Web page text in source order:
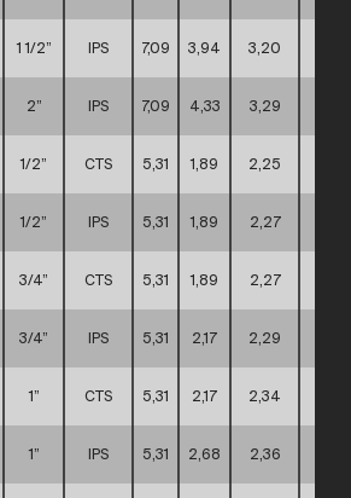
1 1/2” IPS 7,09 3,94 3,20
2” IPS 7,09 4,33 3,29
1/2” CTS 5,31 1,89 2,25
1/2” IPS 5,31 1,89 2,27
3/4” CTS 5,31 1,89 2,27
3/4” IPS 5,31 2,17 2,29
1” CTS 5,31 2,17 2,34
1” IPS 5,31 2,68 2,36